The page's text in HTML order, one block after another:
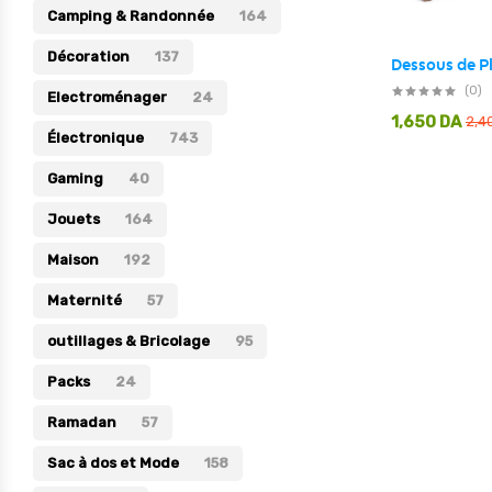
Électronique
Jouets
Maison
Maternité
Outillages & Bricolage
Packs
Sac à dos et Mode
Soins & Beauté
Sport
Divers
(0)
1,650 DA
Camping & Randonnée 164
Décoration 137
Electroménager 24
Électronique 743
Gaming 40
Jouets 164
Maison 192
Maternité 57
outillages & Bricolage 95
Packs 24
Ramadan 57
Sac à dos et Mode 158